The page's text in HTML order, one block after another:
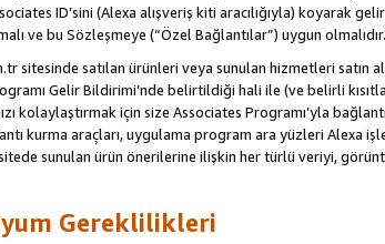
ID’sini (Alexa alışveriş kiti aracılığıyla) koyarak
ve bu Sözleşmeye (“Özel Bağlantılar”) uygun olmalıdır.
sitesinde satılan ürünleri veya sunulan hizmetleri satın
Gelir Bildirimi’nde belirtildiği hali ile (ve belirli
kolaylaştırmak için size Associates Programı’yla
kurma araçları, uygulama program ara yüzleri Alexa
sunulan ürün önerilerine ilişkin her türlü veriyi,
Gereklilikleri